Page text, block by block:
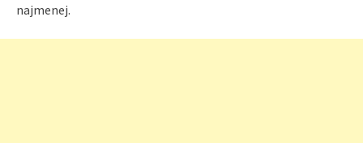
najmenej.